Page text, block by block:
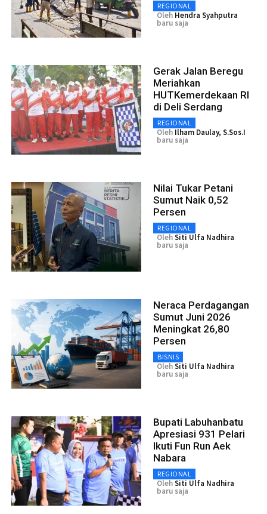
REGIONAL
Oleh Hendra Syahputra
baru saja
Gerak Jalan Beregu
Meriahkan
HUTKemerdekaan RI
di Deli Serdang
REGIONAL
Oleh Ilham Daulay, S.Sos.I
baru saja
Nilai Tukar Petani
Sumut Naik 0,52
Persen
REGIONAL
OlehSiti Ulfa Nadhira
baru saja
Neraca Perdagangan
Sumut Juni 2026
Meningkat 26,80
Persen
BISNIS
OlehSiti Ulfa Nadhira
baru saja
Bupati Labuhanbatu
Apresiasi 931 Pelari
Ikuti Fun Run Aek
Nabara
REGIONAL
OlehSiti Ulfa Nadhira
baru saja